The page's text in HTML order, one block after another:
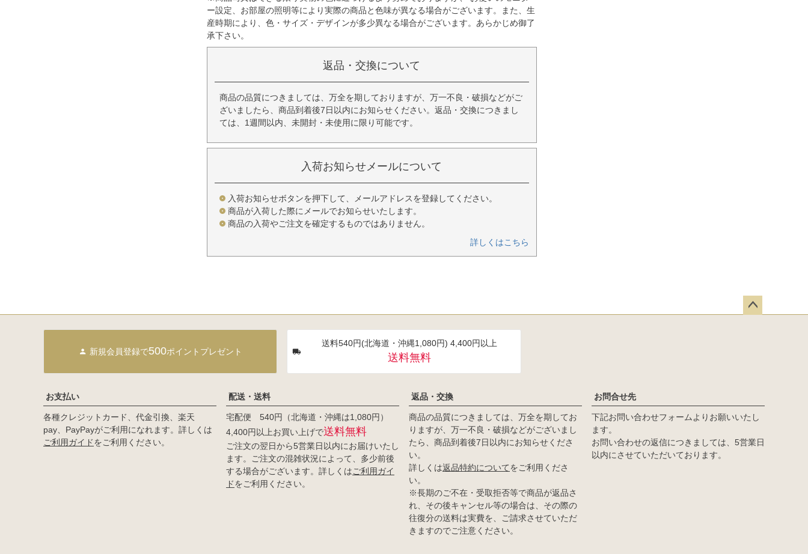
ー設定、お部屋の照明等により実際の商品と色味が異なる場合がございます。また、生
産時期により、色・サイズ・デザインが多少異なる場合がございます。あらかじめ御了
承下さい。
返品・交換について
商品の品質につきましては、万全を期しておりますが、万一不良・破損などがご
ざいましたら、商品到着後7日以内にお知らせください。返品・交換につきまし
ては、1週間以内、未開封・未使用に限り可能です。
入荷お知らせメールについて
入荷お知らせボタンを押下して、メールアドレスを登録してください。
商品が入荷した際にメールでお知らせいたします。
商品の入荷やご注文を確定するものではありません。
詳しくはこちら
新規会員登録で500ポイントプレゼント
送料540円(北海道・沖縄1,080円) 4,400円以上
送料無料
お支払い
各種クレジットカード、代金引換、楽天
pay、PayPayがご利用になれます。詳しくは
ご利用ガイドをご利用ください。
配送・送料
宅配便 540円（北海道・沖縄は1,080円）
4,400円以上お買い上げで送料無料
ご注文の翌日から5営業日以内にお届けいたし
ます。ご注文の混雑状況によって、多少前後
する場合がございます。詳しくはご利用ガイ
ドをご利用ください。
返品・交換
商品の品質につきましては、万全を期してお
りますが、万一不良・破損などがございまし
たら、商品到着後7日以内にお知らせくださ
い。
詳しくは返品特約についてをご利用くださ
い。
※長期のご不在・受取拒否等で商品が返品さ
れ、その後キャンセル等の場合は、その際の
往復分の送料は実費を、ご請求させていただ
きますのでご注意ください。
お問合せ先
下記お問い合わせフォームよりお願いいたし
ます。
お問い合わせの返信につきましては、5営業日
以内にさせていただいております。